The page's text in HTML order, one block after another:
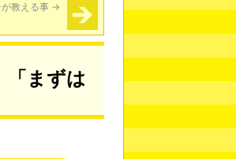
教える事 →
「まずは